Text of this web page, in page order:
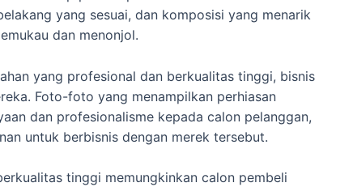
yang sesuai, dan komposisi yang menarik
dan menonjol.
yang profesional dan berkualitas tinggi, bisnis
Foto-foto yang menampilkan perhiasan
dan profesionalisme kepada calon pelanggan,
untuk berbisnis dengan merek tersebut.
tinggi memungkinkan calon pembeli